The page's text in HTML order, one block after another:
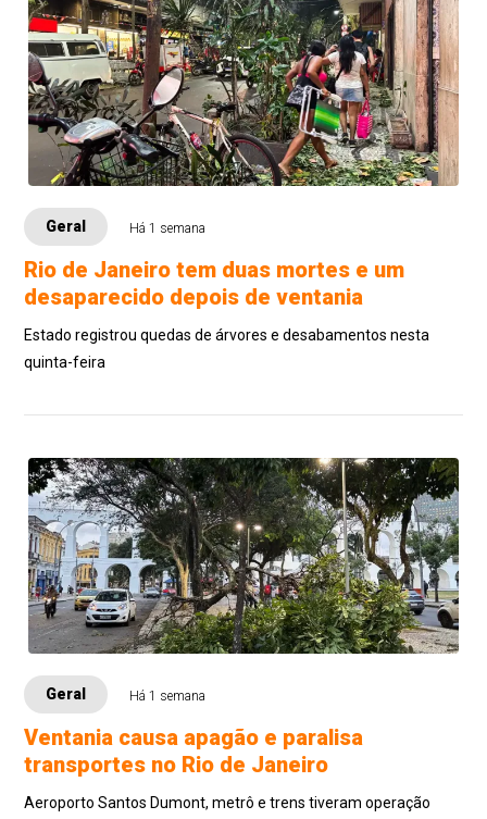
Geral Há 1 semana
Rio de Janeiro tem duas mortes e um
desaparecido depois de ventania
Estado registrou quedas de árvores e desabamentos nesta
quinta-feira
Geral Há 1 semana
Ventania causa apagão e paralisa
transportes no Rio de Janeiro
Aeroporto Santos Dumont, metrô e trens tiveram operação